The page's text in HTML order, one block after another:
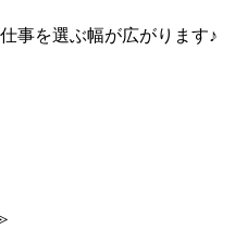
事を選ぶ幅が広がります♪